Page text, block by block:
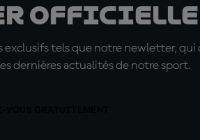
officielle
tels que notre newletter, qui
dernières actualités de notre sport.